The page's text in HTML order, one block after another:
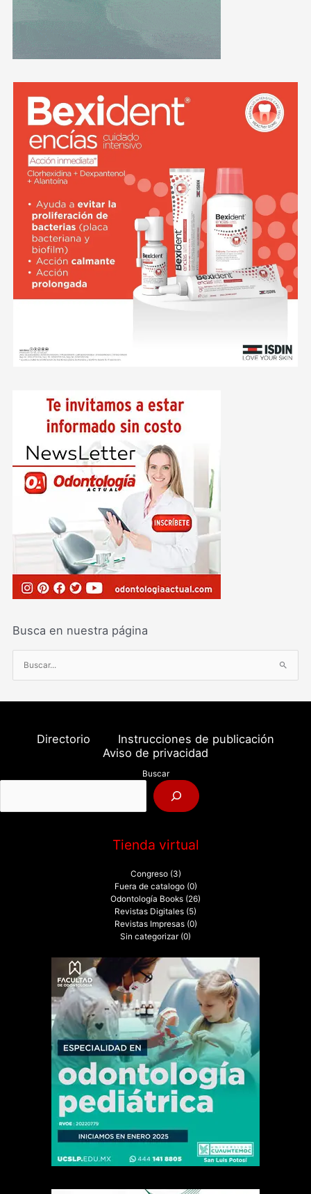
Busca en nuestra página
u
s
o
:
Directorio
Instrucciones de publicación
Aviso de privacidad
Buscar
Tienda virtual
Congreso (3)
Fuera de catalogo (0)
Odontología Books (26)
Revistas Digitales (5)
Revistas Impresas (0)
Sin categorizar (0)